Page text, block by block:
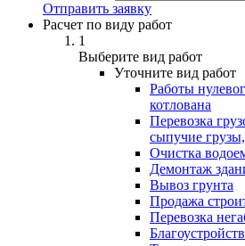
Отправить заявку
Расчет по виду работ
1
Выберите вид работ
Уточните вид работ
Работы
котлована
Перевозка
сыпучие
Очистка
Демонтаж
Вывоз грунта
Продажа
Перевозка